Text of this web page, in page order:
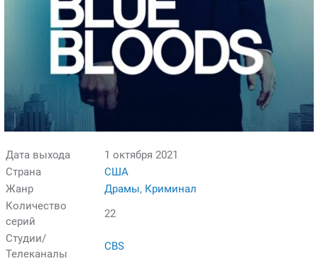
Дата выхода
1 октября 2021
Страна
США
Жанр
Драмы, Криминал
Количество
серий
22
Студии/
Телеканалы
CBS